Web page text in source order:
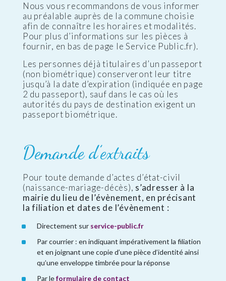
Nous vous recommandons de vous informer
au préalable auprès de la commune choisie
afin de connaître les horaires et modalités.
Pour plus d’informations sur les pièces à
fournir, en bas de page le Service Public.fr).
Les personnes déjà titulaires d’un passeport
(non biométrique) conserveront leur titre
jusqu’à la date d’expiration (indiquée en page
2 du passeport), sauf dans le cas où les
autorités du pays de destination exigent un
passeport biométrique.
Demande d’extraits
Pour toute demande d’actes d’état-civil
(naissance-mariage-décès), s’adresser à la
mairie du lieu de l’évènement, en précisant
la filiation et dates de l’évènement :
Directement sur service-public.fr
Par courrier : en indiquant impérativement la filiation
et en joignant une copie d’une pièce d’identité ainsi
qu’une enveloppe timbrée pour la réponse
Par leformulaire de contact